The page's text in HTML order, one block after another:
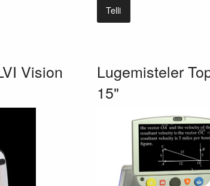
Telli
Vision
Lugemisteler
15"